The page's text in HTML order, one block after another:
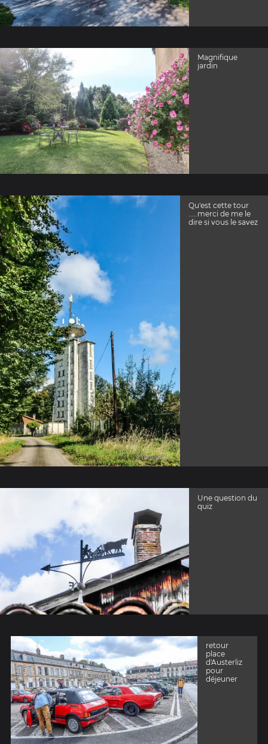
Magnifique
jardin
Qu'est cette tour
.....merci de me le
dire si vous le savez
Une question du
quiz
retour
place
d'Austerliz
pour
déjeuner